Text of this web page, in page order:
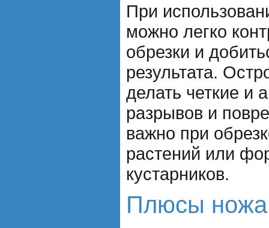
При
можно легко
обрезки и
результата.
делать четкие и
разрывов и
важно при
растений или
кустарников.
Плюсы